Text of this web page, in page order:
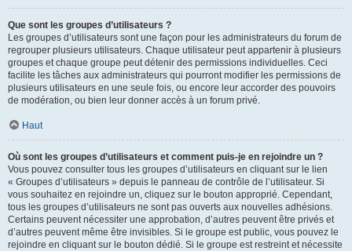
Que sont les groupes d’utilisateurs ?
Les groupes d’utilisateurs sont une façon pour les administrateurs du forum de
regrouper plusieurs utilisateurs. Chaque utilisateur peut appartenir à plusieurs
groupes et chaque groupe peut détenir des permissions individuelles. Ceci
facilite les tâches aux administrateurs qui pourront modifier les permissions de
plusieurs utilisateurs en une seule fois, ou encore leur accorder des pouvoirs
de modération, ou bien leur donner accès à un forum privé.
Haut
Où sont les groupes d’utilisateurs et comment puis-je en rejoindre un ?
Vous pouvez consulter tous les groupes d’utilisateurs en cliquant sur le lien
« Groupes d’utilisateurs » depuis le panneau de contrôle de l’utilisateur. Si
vous souhaitez en rejoindre un, cliquez sur le bouton approprié. Cependant,
tous les groupes d’utilisateurs ne sont pas ouverts aux nouvelles adhésions.
Certains peuvent nécessiter une approbation, d’autres peuvent être privés et
d’autres peuvent même être invisibles. Si le groupe est public, vous pouvez le
rejoindre en cliquant sur le bouton dédié. Si le groupe est restreint et nécessite